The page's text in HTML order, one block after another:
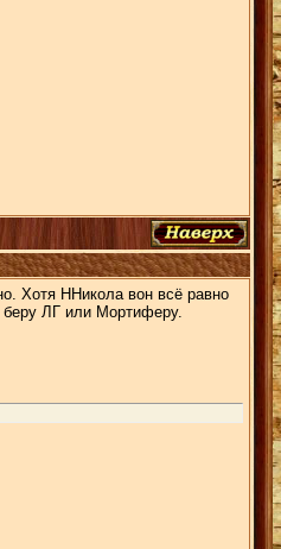
Хотя ННикола вон всё равно
беру ЛГ или Мортиферу.